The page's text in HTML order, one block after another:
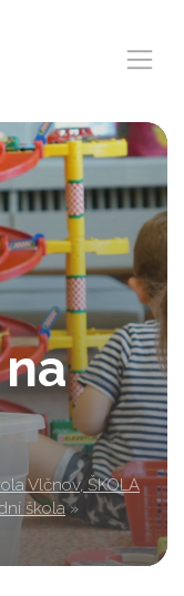
Vlčnov, ŠKOLA
škola »